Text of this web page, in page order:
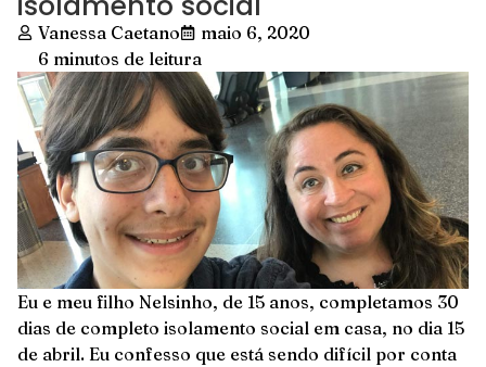
Vanessa Caetano
maio 6, 2020
6 minutos de leitura
Eu e meu filho Nelsinho, de 15 anos, completamos 30
dias de completo isolamento social em casa, no dia 15
de abril. Eu confesso que está sendo difícil por conta